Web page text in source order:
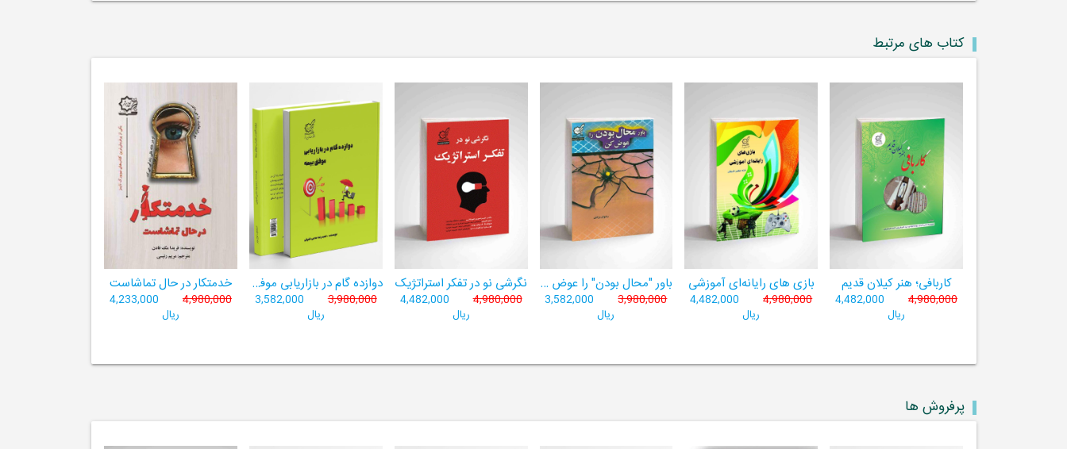
کتاب های مرتبط
کاربافی؛ هنر کیلان قدیم
4,980,000
4,482,000
ریال
بازی های رایانه‌ای آموزشی
4,980,000
4,482,000
ریال
باور "محال بودن" را عوض کن
3,980,000
3,582,000
ریال
نگرشی نو در تفکر استراتژیک
4,980,000
4,482,000
ریال
دوازده گام در بازاریابی موفق بیمه
3,980,000
3,582,000
ریال
خدمتکار در حال تماشاست
4,980,000
4,233,000
ریال
پرفروش ها